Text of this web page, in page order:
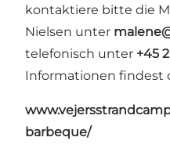
kontaktiere bitte die
Nielsen unter
telefonisch unter +45
Informationen findest
barbeque/